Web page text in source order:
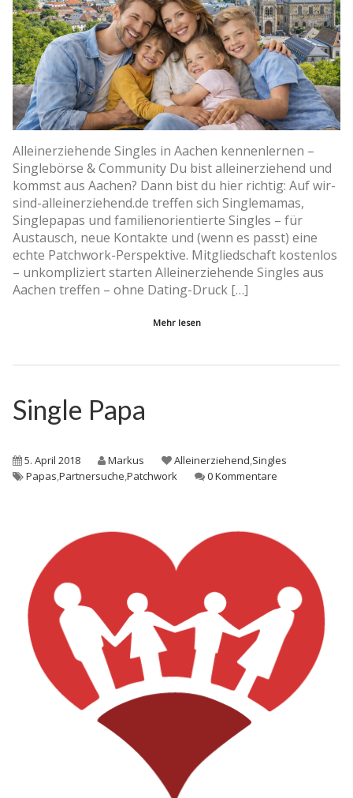
Alleinerziehende Singles in Aachen kennenlernen –
Singlebörse & Community Du bist alleinerziehend und
kommst aus Aachen? Dann bist du hier richtig: Auf wir-
sind-alleinerziehend.de treffen sich Singlemamas,
Singlepapas und familienorientierte Singles – für
Austausch, neue Kontakte und (wenn es passt) eine
echte Patchwork-Perspektive. Mitgliedschaft kostenlos
– unkompliziert starten Alleinerziehende Singles aus
Aachen treffen – ohne Dating-Druck […]
Mehr lesen
Single Papa
5. April 2018 Markus Alleinerziehend,Singles
Papas,Partnersuche,Patchwork 0 Kommentare